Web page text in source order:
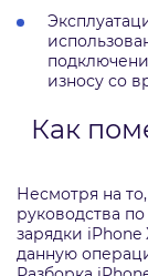
износу со
Как
Несмотря на
руководства
зарядки iPhone
данную